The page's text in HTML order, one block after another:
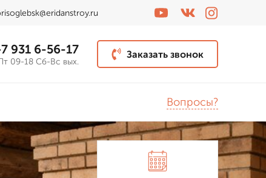
931 6-56-17
09-18 Сб-Вс вых.
Заказать звонок
Вопросы?